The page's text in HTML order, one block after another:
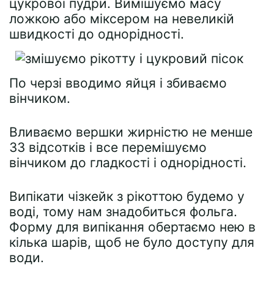
цукрової пудри. Вимішуємо масу
ложкою або міксером на невеликій
швидкості до однорідності.
По черзі вводимо яйця і збиваємо
вінчиком.
Вливаємо вершки жирністю не менше
33 відсотків і все перемішуємо
вінчиком до гладкості і однорідності.
Випікати чізкейк з рікоттою будемо у
воді, тому нам знадобиться фольга.
Форму для випікання обертаємо нею в
кілька шарів, щоб не було доступу для
води.